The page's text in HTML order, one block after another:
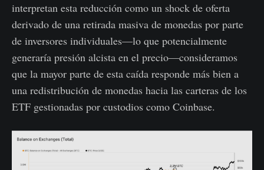
interpretan esta reducción como un shock de oferta
derivado de una retirada masiva de monedas por parte
de inversores individuales—lo que potencialmente
generaría presión alcista en el precio—consideramos
que la mayor parte de esta caída responde más bien a
una redistribución de monedas hacia las carteras de los
ETF gestionadas por custodios como Coinbase.